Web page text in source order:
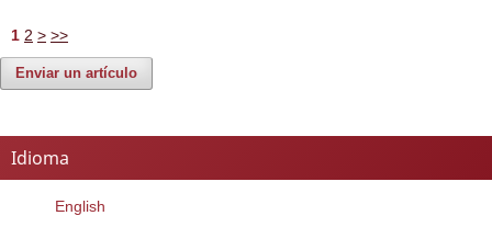
1 2 > >>
Enviar un artículo
Idioma
English